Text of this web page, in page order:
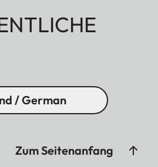
/ German
Zum Seitenanfang